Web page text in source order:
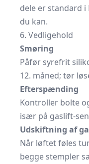
dele er standard
du kan.
6. Vedligehold
Smøring
Påfør syrefrit
12. måned; tør
Efterspænding
Kontroller bolte
især på gaslift-
Udskiftning af
Når løftet føles
begge stempler